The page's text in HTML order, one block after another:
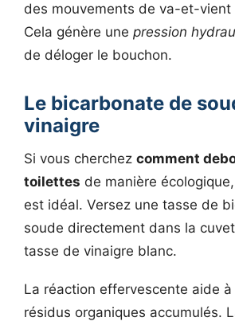
des mouvements de va-et-vient
Cela génère une pression
de déloger le bouchon.
Le bicarbonate de
vinaigre
Si vous cherchez comment
toilettes de manière
est idéal. Versez une tasse de
soude directement dans la
tasse de vinaigre blanc.
La réaction effervescente aide
résidus organiques accumulés.